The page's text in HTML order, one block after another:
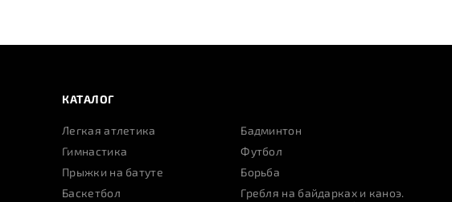
КАТАЛОГ
Легкая атлетика
Гимнастика
Прыжки на батуте
Баскетбол
Бадминтон
Футбол
Борьба
Гребля на байдарках и каноэ.